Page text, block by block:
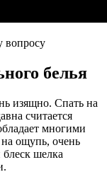
вопросу
белья
изящно. Спать на
считается
многими
ощупь, очень
шелка